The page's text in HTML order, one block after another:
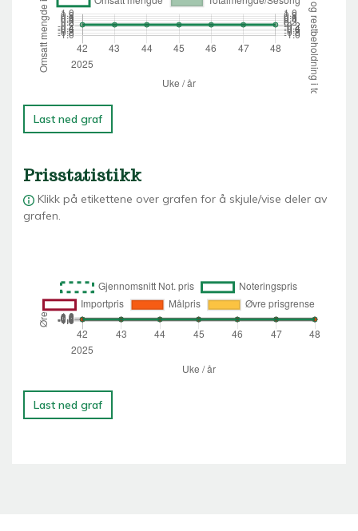
Last ned graf
Prisstatistikk
Klikk på etikettene over grafen for å skjule/vise deler av
grafen.
Last ned graf